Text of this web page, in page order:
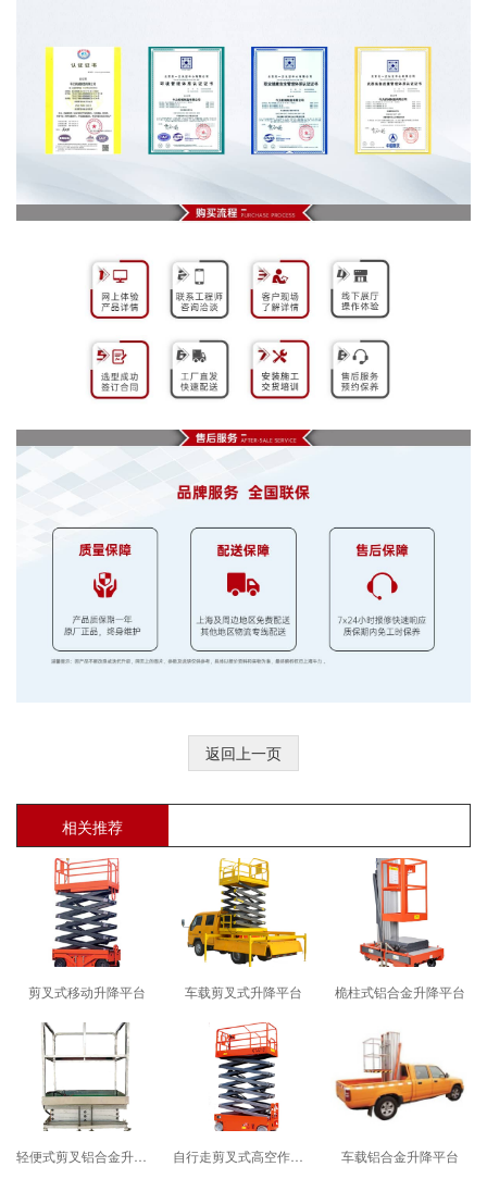
返回上一页
相关推荐
剪叉式移动升降平台 车载剪叉式升降平台 桅柱式铝合金升降平台
车载铝合金升降平台